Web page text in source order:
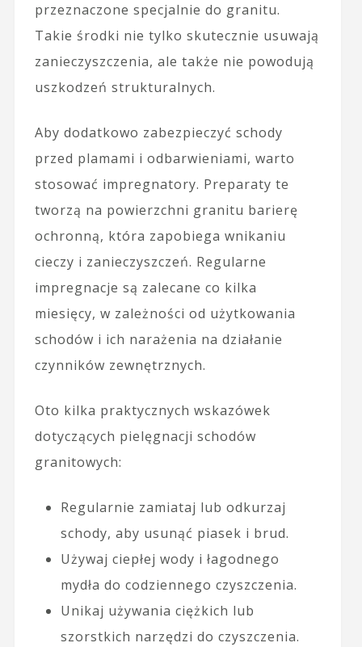
przeznaczone specjalnie do granitu.
Takie środki nie tylko skutecznie usuwają
zanieczyszczenia, ale także nie powodują
uszkodzeń strukturalnych.
Aby dodatkowo zabezpieczyć schody
przed plamami i odbarwieniami, warto
stosować impregnatory. Preparaty te
tworzą na powierzchni granitu barierę
ochronną, która zapobiega wnikaniu
cieczy i zanieczyszczeń. Regularne
impregnacje są zalecane co kilka
miesięcy, w zależności od użytkowania
schodów i ich narażenia na działanie
czynników zewnętrznych.
Oto kilka praktycznych wskazówek
dotyczących pielęgnacji schodów
granitowych:
Regularnie zamiataj lub odkurzaj
schody, aby usunąć piasek i brud.
Używaj ciepłej wody i łagodnego
mydła do codziennego czyszczenia.
Unikaj używania ciężkich lub
szorstkich narzędzi do czyszczenia.